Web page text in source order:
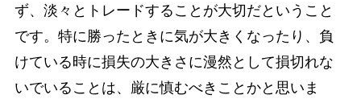
ず、淡々とトレードすることが大切だということ
です。特に勝ったときに気が大きくなったり、負
けている時に損失の大きさに漫然として損切れな
いでいることは、厳に慎むべきことかと思いま